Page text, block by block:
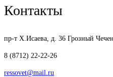
Контакты
пр-т Х.Исаева, д. 36 Грозный
8 (8712) 22-22-26
ressovet@mail.ru